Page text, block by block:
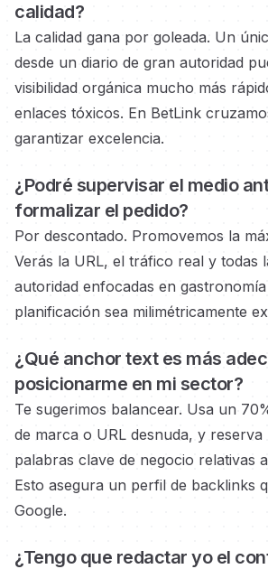
calidad?
La calidad gana por goleada. Un
desde un diario de gran autoridad
visibilidad orgánica mucho más
enlaces tóxicos. En BetLink
garantizar excelencia.
¿Podré supervisar el medio
formalizar el pedido?
Por descontado. Promovemos la
Verás la URL, el tráfico real y todas
autoridad enfocadas en gastronomía
planificación sea milimétricamente
¿Qué anchor text es más
posicionarme en mi sector?
Te sugerimos balancear. Usa un
de marca o URL desnuda, y
palabras clave de negocio relativas
Esto asegura un perfil de backlinks
Google.
¿Tengo que redactar yo el